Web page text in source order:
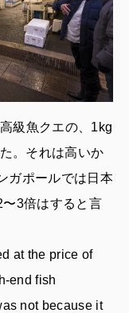
級魚クエの、1kg
。それは高いか
ガポールでは日本
3倍はすると言
at the price of
end fish
not because it